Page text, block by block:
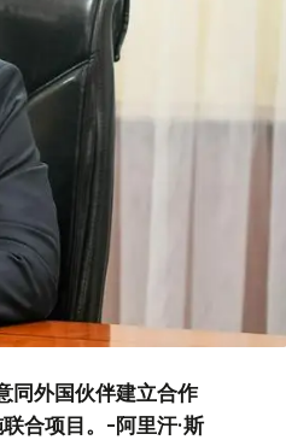
同外国伙伴建立合作
合项目。-阿里汗·斯